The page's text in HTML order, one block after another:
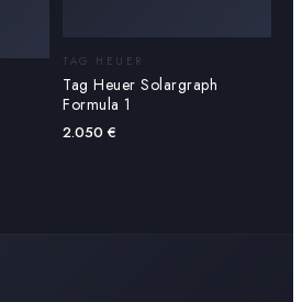
TAG HEUER
Tag Heuer Solargraph
Formula 1
2.050 €